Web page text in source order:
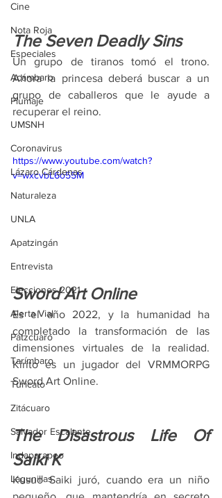
Cine
Nota Roja
Especiales
Acámbaro
Plumaje
UMSNH
Coronavirus
Lázaro Cárdenas
Naturaleza
UNLA
Apatzingán
Entrevista
Elecciones 2021
Alerta Vial
Pátzcuaro
Tarímbaro
Turicato
Zitácuaro
Salvador Escalante
Indaparapeo
Lagunillas
The Seven Deadly Sins
Un grupo de tiranos tomó el trono.
Ahora la princesa deberá buscar a un
grupo de caballeros que le ayude a
recuperar el reino.
https://www.youtube.com/watch?
v=wxcvbL6o55M
Sword Art Online
Es el año 2022, y la humanidad ha
completado la transformación de las
dimensiones virtuales de la realidad.
Kirito es un jugador del VRMMORPG
Sword Art Online.
The Disastrous Life Of
Saiki K
Kusuo Saiki juró, cuando era un niño